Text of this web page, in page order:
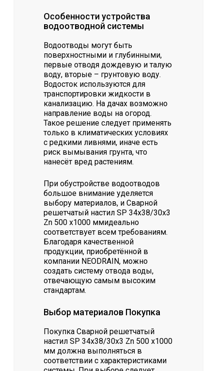
Особенности устройства
водоотводной системы
Водоотводы могут быть
поверхностными и глубинными,
первые отводя дождевую и талую
воду, вторые – грунтовую воду.
Водосток используются для
транспортировки жидкости в
канализацию. На дачах возможно
направление воды на огород.
Такое решение следует применять
только в климатических условиях
с редкими ливнями, иначе есть
риск вымывания грунта, что
нанесёт вред растениям.
При обустройстве водоотводов
большое внимание уделяется
выбору материалов, и Сварной
решетчатый настил SР 34х38/30х3
Zn 500 х1000 ммидеально
соответствует всем требованиям.
Благодаря качественной
продукции, приобретённой в
компании NEODRAIN, можно
создать систему отвода воды,
отвечающую самым высоким
стандартам.
Выбор материалов Покупка
Покупка Сварной решетчатый
настил SР 34х38/30х3 Zn 500 х1000
мм должна выполняться в
соответствии с характеристиками